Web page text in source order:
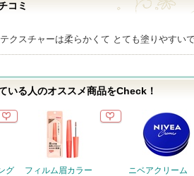
コミ
テクスチャーは柔らかくて とても塗りやすい
いる人のオススメ商品をCheck！
グ
フィルム眉カラー ニベアクリーム